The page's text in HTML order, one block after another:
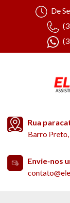
De
Rua
Barro
Envie-nos